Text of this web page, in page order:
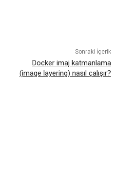
Sonraki İçerik
Docker imaj katmanlama
(image layering) nasıl çalışır?